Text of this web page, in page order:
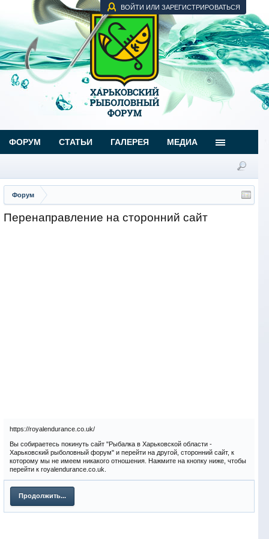
ВОЙТИ ИЛИ ЗАРЕГИСТРИРОВАТЬСЯ
Форум
Перенаправление на сторонний сайт
https://royalendurance.co.uk/
Вы собираетесь покинуть сайт "Рыбалка в Харьковской области -
Харьковский рыболовный форум" и перейти на другой, сторонний сайт, к
которому мы не имеем никакого отношения. Нажмите на кнопку ниже, чтобы
перейти к royalendurance.co.uk.
Продолжить...
ФОРУМ СТАТЬИ ГАЛЕРЕЯ МЕДИА